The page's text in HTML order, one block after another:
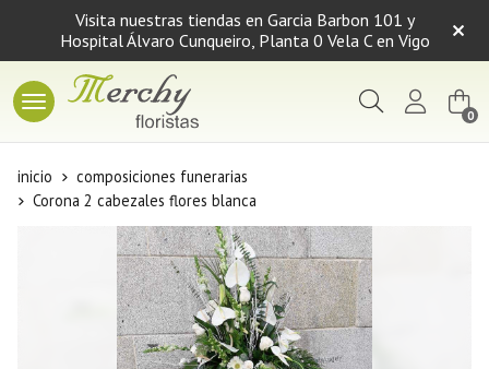
Visita nuestras tiendas en Garcia Barbon 101 y
Hospital Álvaro Cunqueiro, Planta 0 Vela C en Vigo
Buscar 0
inicio
composiciones funerarias
Corona 2 cabezales flores blanca